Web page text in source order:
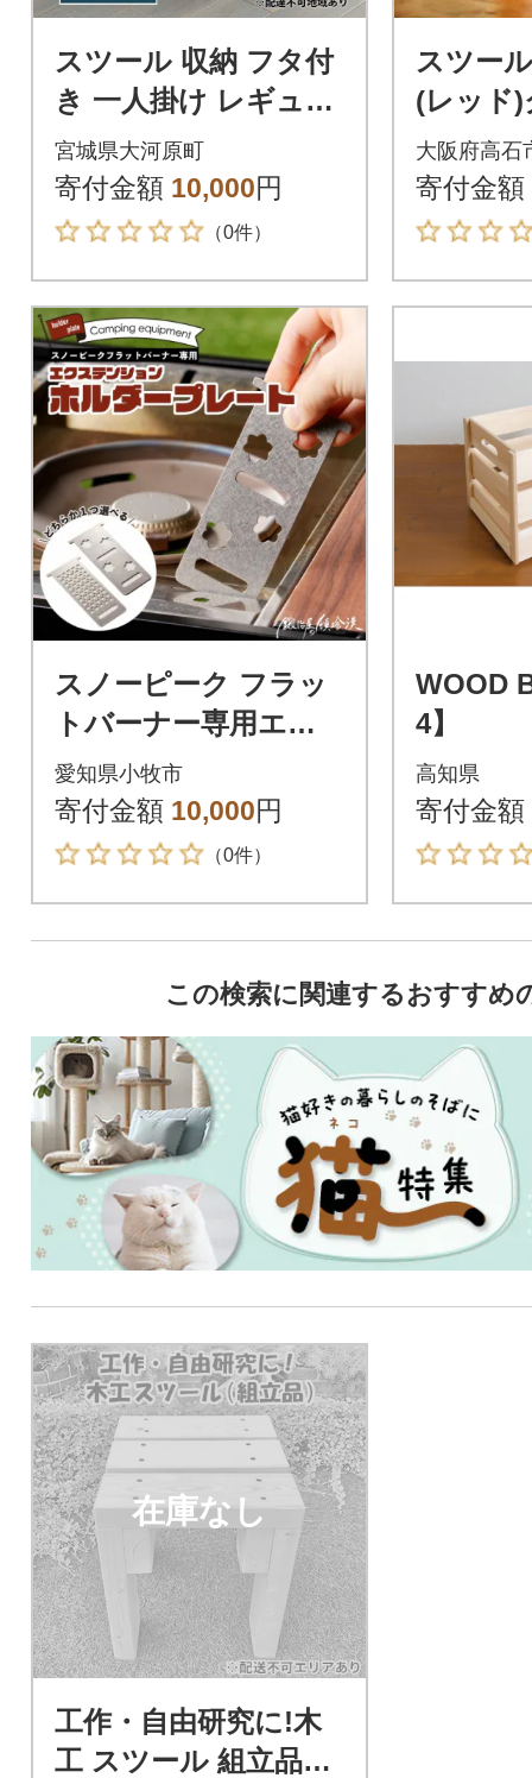
スツール 収納 フタ付
き 一人掛け レギュラ
ー SSTR-38 ブルー[53
752347]
宮城県大河原町
寄付金額 10,000円
（0件）
スツー
(レッド
き
大阪府高石
寄付金額
スノーピーク フラッ
トバーナー専用エク
ステンションホルダ
ープレート (さくら)[0
50S46-02]
愛知県小牧市
寄付金額 10,000円
（0件）
WOOD
4】
高知県
寄付金額
この検索に関連するおすすめ
在庫なし
工作・自由研究に!木
工 スツール 組立品